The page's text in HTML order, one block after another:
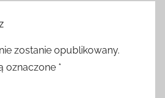
zostanie opublikowany.
oznaczone *